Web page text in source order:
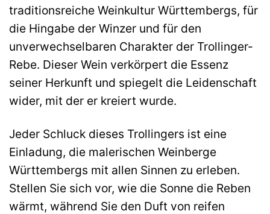
traditionsreiche Weinkultur Württembergs, für
die Hingabe der Winzer und für den
unverwechselbaren Charakter der Trollinger-
Rebe. Dieser Wein verkörpert die Essenz
seiner Herkunft und spiegelt die Leidenschaft
wider, mit der er kreiert wurde.
Jeder Schluck dieses Trollingers ist eine
Einladung, die malerischen Weinberge
Württembergs mit allen Sinnen zu erleben.
Stellen Sie sich vor, wie die Sonne die Reben
wärmt, während Sie den Duft von reifen